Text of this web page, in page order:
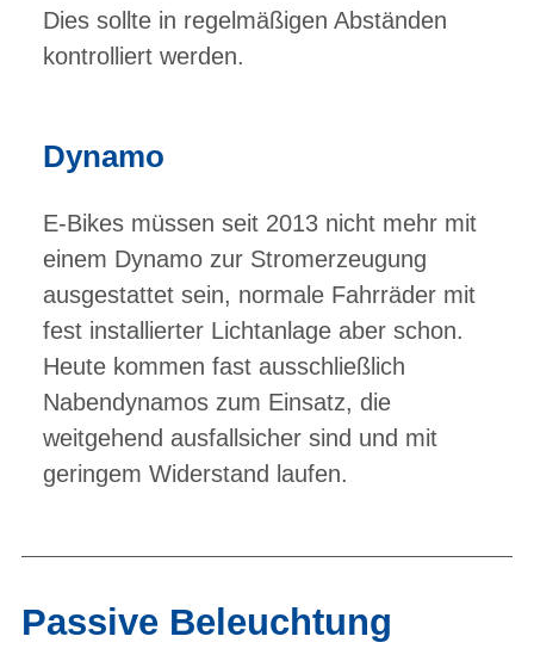
Dies sollte in regelmäßigen Abständen
kontrolliert werden.
Dynamo
E-Bikes müssen seit 2013 nicht mehr mit
einem Dynamo zur Stromerzeugung
ausgestattet sein, normale Fahrräder mit
fest installierter Lichtanlage aber schon.
Heute kommen fast ausschließlich
Nabendynamos zum Einsatz, die
weitgehend ausfallsicher sind und mit
geringem Widerstand laufen.
Passive Beleuchtung